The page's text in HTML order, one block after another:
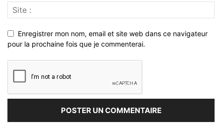
Enregistrer mon nom, email et site web dans ce navigateur
pour la prochaine fois que je commenterai.